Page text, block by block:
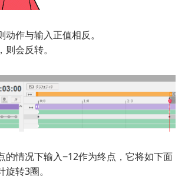
作与输入正值相反。
会反转。
的情况下输入−12作为终点，它将如下面
转3圈。